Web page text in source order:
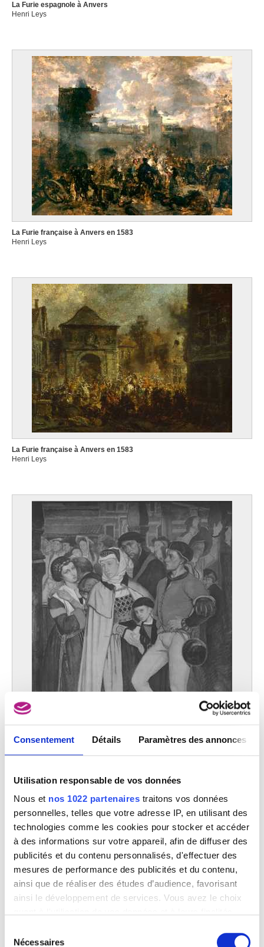
Consentement Détails Paramètres des annonces
Utilisation responsable de vos données
Nous et nos 1022 partenaires traitons vos données
personnelles, telles que votre adresse IP, en utilisant des
technologies comme les cookies pour stocker et accéder
à des informations sur votre appareil, afin de diffuser des
publicités et du contenu personnalisés, d'effectuer des
mesures de performance des publicités et du contenu,
ainsi que de réaliser des études d’audience, favorisant
ainsi le développement de services. Vous avez le choix
tout moment en consultant la Déclaration relative aux
Nécessaires
La Furie espagnole à Anvers
Henri Leys
La Furie française à Anvers en 1583
Henri Leys
La Furie française à Anvers en 1583
Henri Leys
Henri Leys